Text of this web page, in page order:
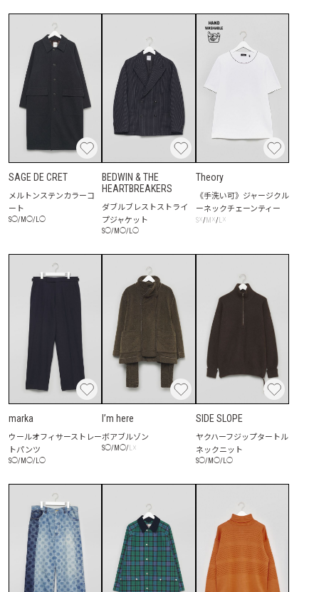
SAGE DE CRET
メルトンステンカラーコ
ート
S◯/M◯/L◯
BEDWIN & THE
HEARTBREAKERS
ダブルブレストストライ
プジャケット
S◯/M◯/L◯
Theory
《手洗い可》ジャージクル
ーネックチェーンティー
S☓/M ☓/L ☓
marka
ウールオフィサーストレー
トパンツ
S◯/M◯/ ◯
I’m here
ボアブルゾン
S◯/M◯/L☓
SIDE SLOPE
ヤクハーフジップタートル
ネックニット
S◯/M◯/L ◯